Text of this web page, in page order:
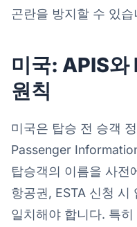
곤란을 방지할 수 있습
미국: APIS와
원칙
미국은 탑승 전 승객
Passenger
탑승객의 이름을 사전
항공권, ESTA 신청 시
일치해야 합니다. 특